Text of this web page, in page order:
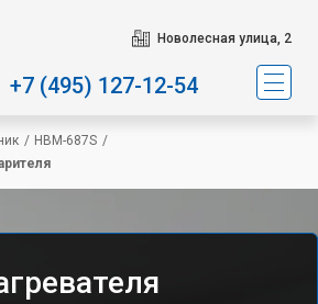
Новолесная улица, 2
+7 (495) 127-12-54
/ HBM-687S /